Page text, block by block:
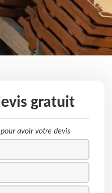
gratuit
avoir votre devis